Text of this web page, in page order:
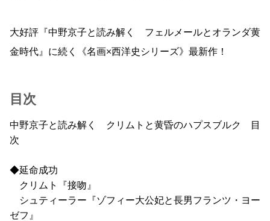
大好評『中野京子と読み解く フェルメールとオランダ黄
金時代』に続く《名画×西洋史シリーズ》最新作！
目次
中野京子と読み解く クリムトと黄昏のハプスブルク 目
次
◆延命成功
クリムト『接吻』
シュティーラー『ゾフィー大公妃と長男フランツ・ヨー
ゼフ』